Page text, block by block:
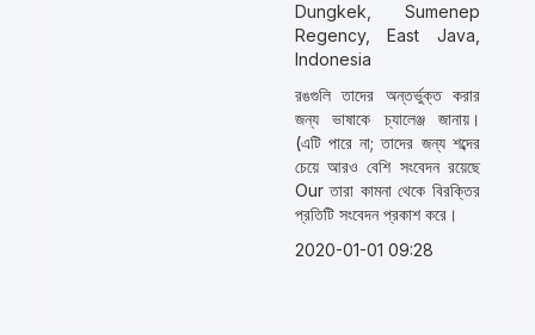
Dungkek, Sumenep
Regency, East Java,
Indonesia
রঙগুলি তাদের অন্তর্ভুক্ত করার
জন্য ভাষাকে চ্যালেঞ্জ জানায়।
(এটি পারে না; তাদের জন্য শব্দের
চেয়ে আরও বেশি সংবেদন রয়েছে
Our তারা কামনা থেকে বিরক্তির
প্রতিটি সংবেদন প্রকাশ করে।
2020-01-01 09:28